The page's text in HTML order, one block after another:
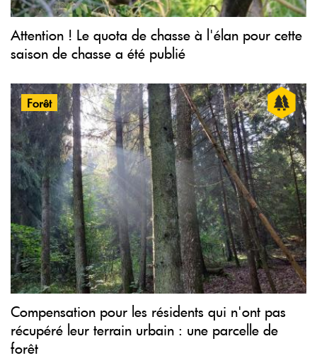
Attention ! Le quota de chasse à l'élan pour cette
saison de chasse a été publié
Forêt
Compensation pour les résidents qui n'ont pas
récupéré leur terrain urbain : une parcelle de
forêt